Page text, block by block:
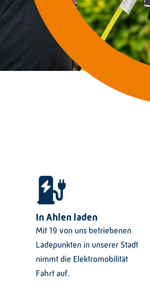
In Ahlen laden
Mit 19 von uns betriebenen
Ladepunkten in unserer Stadt
nimmt die Elektromobilität
Fahrt auf.